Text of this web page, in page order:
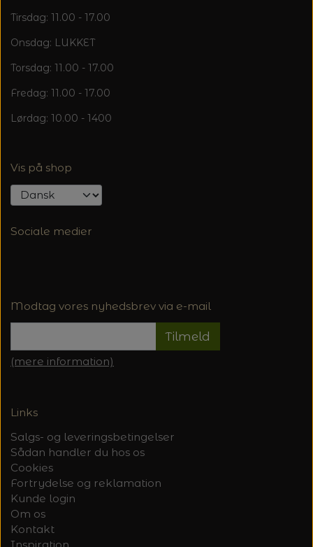
Tirsdag: 11.00 - 17.00
Onsdag: LUKKET
Torsdag: 11.00 - 17.00
Fredag: 11.00 - 17.00
Lørdag: 10.00 - 1400
Vis på shop
Sociale medier
Modtag vores nyhedsbrev via e-mail
Tilmeld
(mere information)
Links
Salgs- og leveringsbetingelser
Sådan handler du hos os
Cookies
Fortrydelse og reklamation
Kunde login
Om os
Kontakt